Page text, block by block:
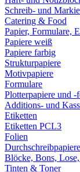
Schreib- und
Catering & Food
Papier, Formulare,
Papiere weiß
Papiere farbig
Strukturpapiere
Motivpapiere
Formulare
Plotterpapiere und -
Additions- und
Etiketten
Etiketten PCL3
Folien
Durchschreibpapiere
Blöcke, Bons,
Tinten & Toner